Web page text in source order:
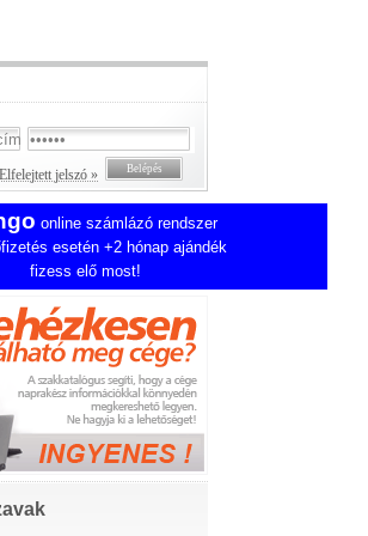
Elfelejtett jelszó »
online számlázó rendszer
esetén +2 hónap ajándék
fizess elő most!